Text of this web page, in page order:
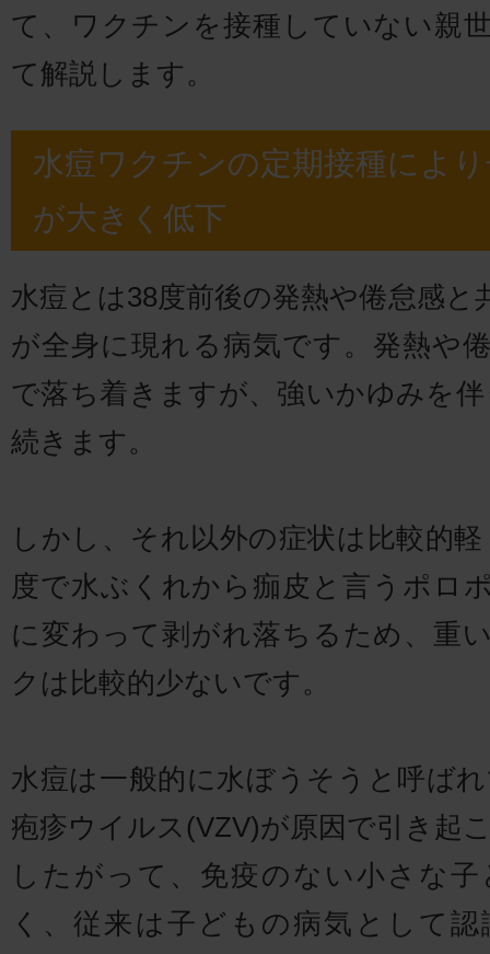
て、ワクチンを接種していない親
て解説します。
水痘ワクチンの定期接種によ
が大きく低下
水痘とは38度前後の発熱や倦怠感と
が全身に現れる病気です。発熱や
で落ち着きますが、強いかゆみを
続きます。
しかし、それ以外の症状は比較的
度で水ぶくれから痂皮と言うポロ
に変わって剥がれ落ちるため、重
クは比較的少ないです。
水痘は一般的に水ぼうそうと呼ば
疱疹ウイルス(VZV)が原因で引き起
したがって、免疫のない小さな
く、従来は子どもの病気として